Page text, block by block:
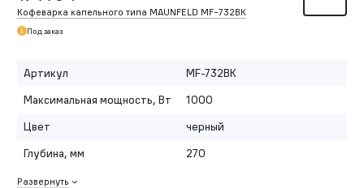
Кофеварка капельного типа MAUNFELD MF-732BK
Под заказ
Артикул
MF-732BK
Максимальная мощность, Вт
1000
Цвет
черный
Глубина, мм
270
Развернуть